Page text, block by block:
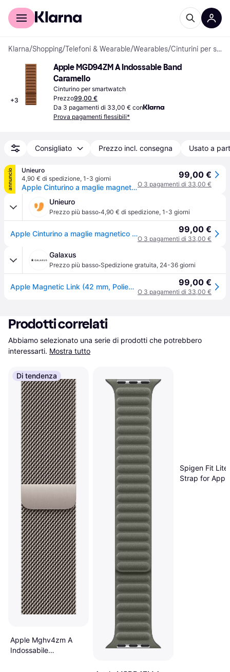
Per il tuo shopping
Klarna/Shopping/Telefoni & Wearable/Wearables/ Cinturini per smartwatch
+3
Apple MGD94ZM A Indossable Band
Caramello
Cinturino per smartwatch
Prezzo99,00 €
Da 3 pagamenti di 33,00 € con
Prova pagamenti flessibili*
Consigliato Prezzo incl. consegna Usato a
annuncio
Unieuro
4,90 € di spedizione, 1-3 giorni
Apple Cinturino a maglie magnetico caramello (42 mm) - M/L
99,00 €
O 3 pagamenti di 33,00 €
Unieuro
Prezzo più basso·4,90 € di spedizione, 1-3 giorni
Apple Cinturino a maglie magnetico caramello (42 mm) - M/L 99,00 €
O 3 pagamenti di 33,00 €
Galaxus
Prezzo più basso·Spedizione gratuita, 24-36 giorni
Apple Magnetic Link (42 mm, Poliestere riciclato), Cinturini per orologi, Marrone 99,00 €
O 3 pagamenti di 33,00 €
Prodotti correlati
Abbiamo selezionato una serie di prodotti che potrebbero
interessarti. Mostra tutto
Di tendenza
Apple Mghv4zm A
Indossabile
Spigen Fit Lite
Strap for